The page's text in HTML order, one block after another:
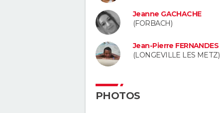
Jeanne GACHACHE
(FORBACH)
Jean-Pierre FERNANDES
(LONGEVILLE LES METZ)
PHOTOS